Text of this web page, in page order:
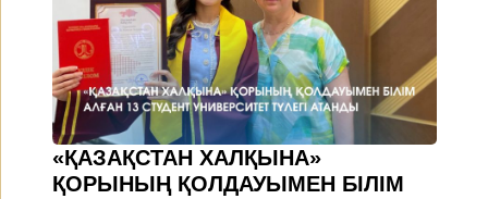
«ҚАЗАҚСТАН ХАЛҚЫНА»
ҚОРЫНЫҢ ҚОЛДАУЫМЕН БІЛІМ